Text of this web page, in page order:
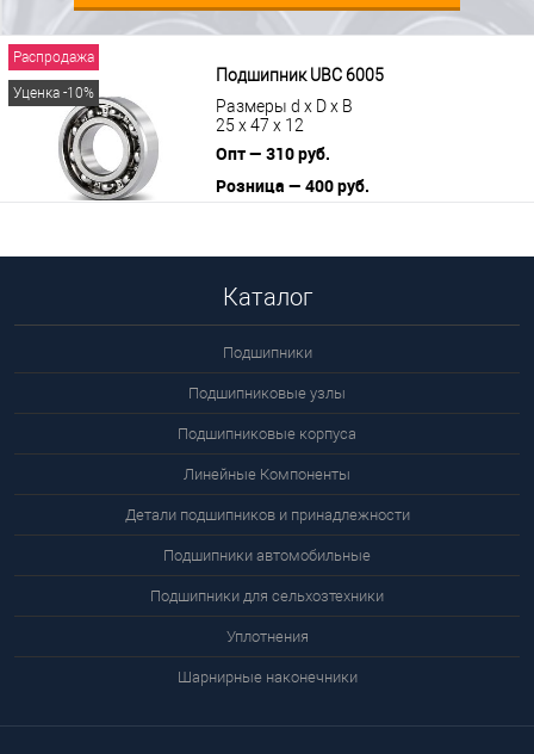
Распродажа
Уценка -10%
Подшипник UBC 6005
Размеры d x D x B
25 x 47 x 12
Опт — 310 руб.
Розница — 400 руб.
Каталог
Подшипники
Подшипниковые узлы
Подшипниковые корпуса
Линейные Компоненты
Детали подшипников и принадлежности
Подшипники автомобильные
Подшипники для сельхозтехники
Уплотнения
Шарнирные наконечники